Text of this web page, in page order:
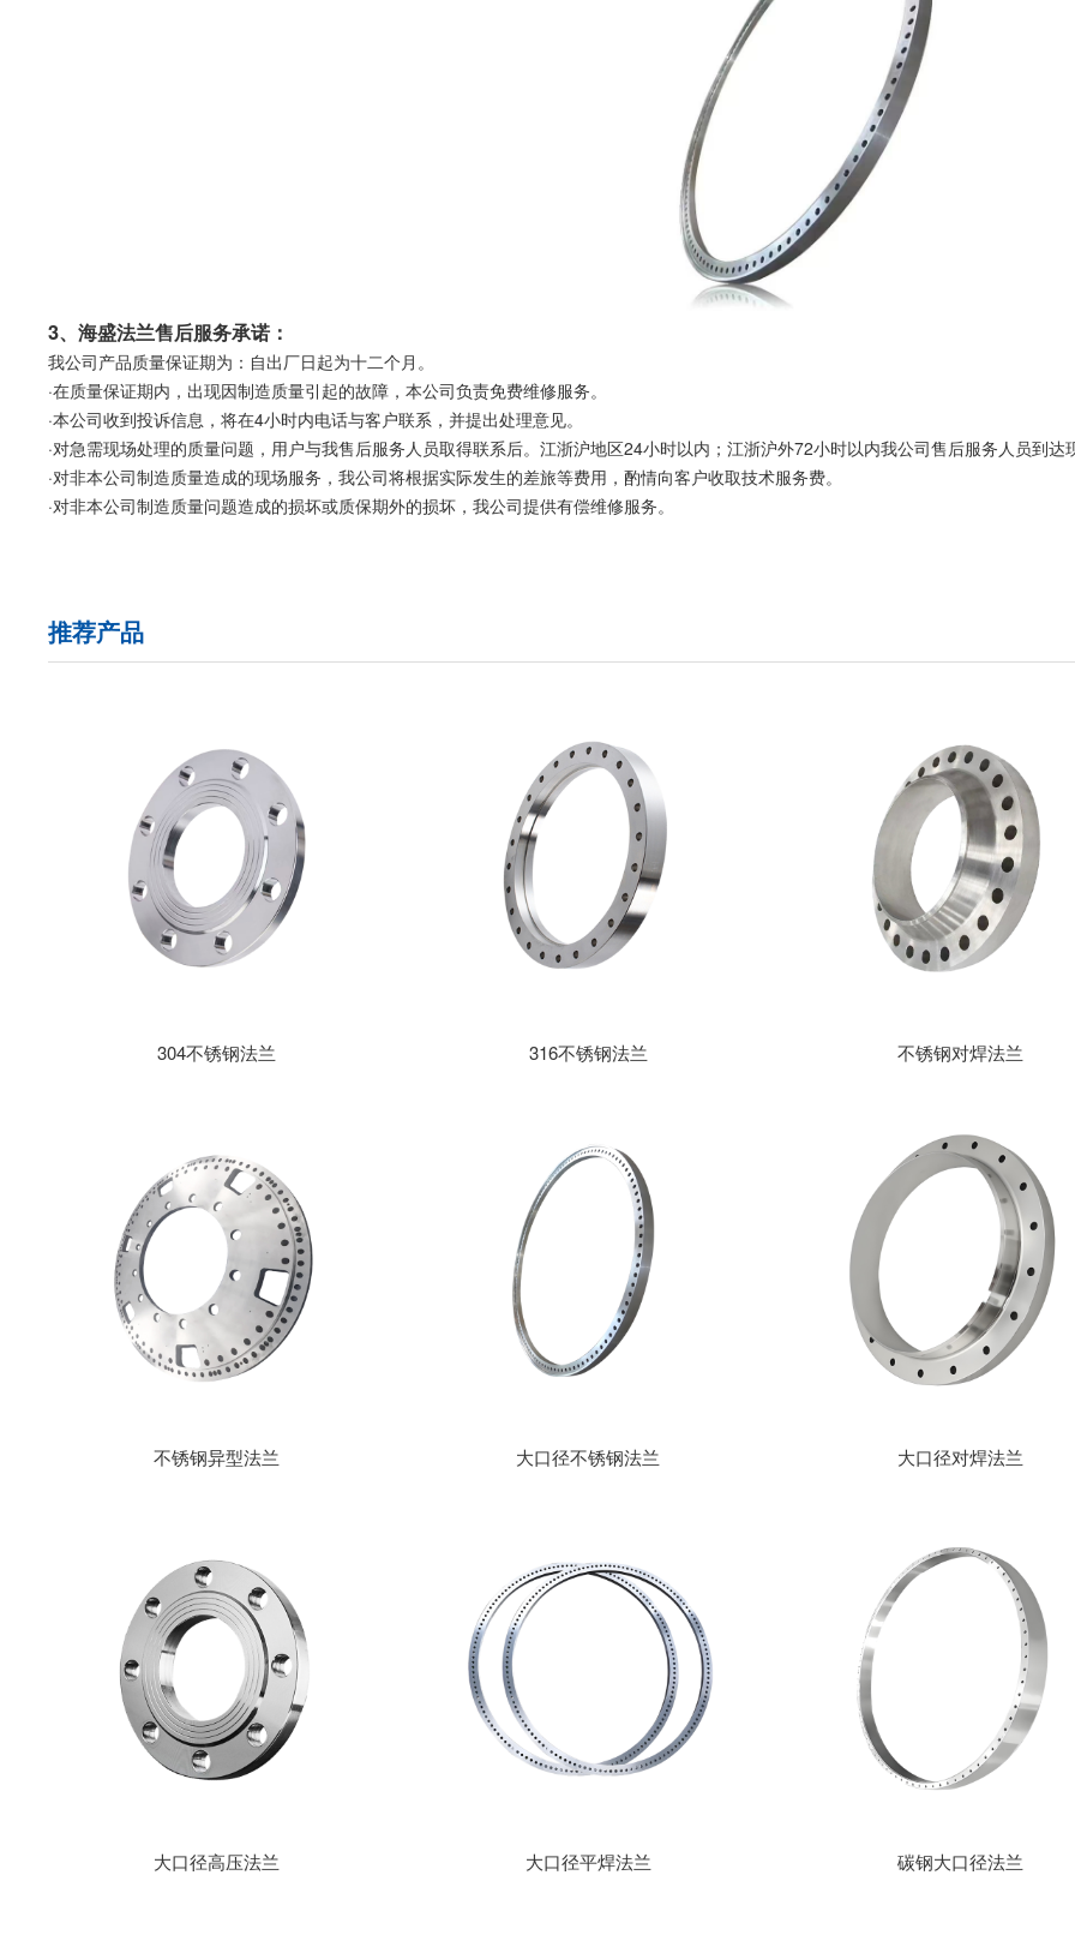
3、海盛法兰售后服务承诺：
我公司产品质量保证期为：自出厂日起为十二个月。
·在质量保证期内，出现因制造质量引起的故障，本公司负责免费维修服务。
·本公司收到投诉信息，将在4小时内电话与客户联系，并提出处理意见。
·对急需现场处理的质量问题，用户与我售后服务人员取得联系后。江浙沪地区24小时以内；江浙沪外72小时以内我公司售后服务人员到达
·对非本公司制造质量造成的现场服务，我公司将根据实际发生的差旅等费用，酌情向客户收取技术服务费。
·对非本公司制造质量问题造成的损坏或质保期外的损坏，我公司提供有偿维修服务。
推荐产品
304不锈钢法兰 316不锈钢法兰 不锈钢对焊法兰
不锈钢异型法兰 大口径不锈钢法兰 大口径对焊法兰
大口径高压法兰 大口径平焊法兰 碳钢大口径法兰